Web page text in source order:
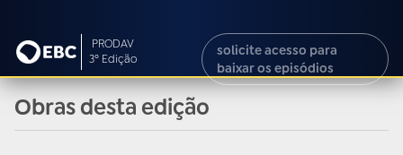
PRODAV
3º Edição
solicite acesso para
baixar os episódios
Obras desta edição